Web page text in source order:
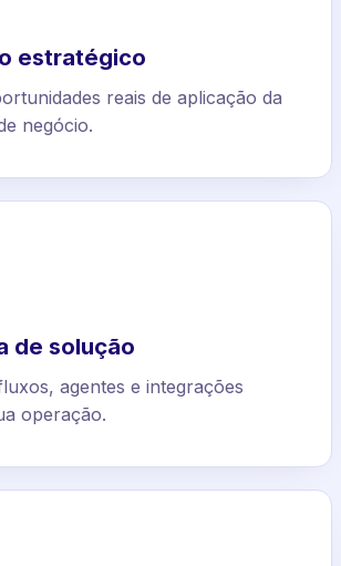
estratégico
reais de aplicação da
negócio.
de solução
agentes e integrações
operação.